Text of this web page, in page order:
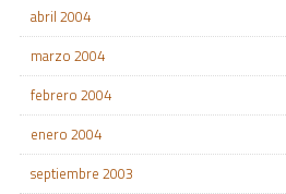
abril 2004
marzo 2004
febrero 2004
enero 2004
septiembre 2003